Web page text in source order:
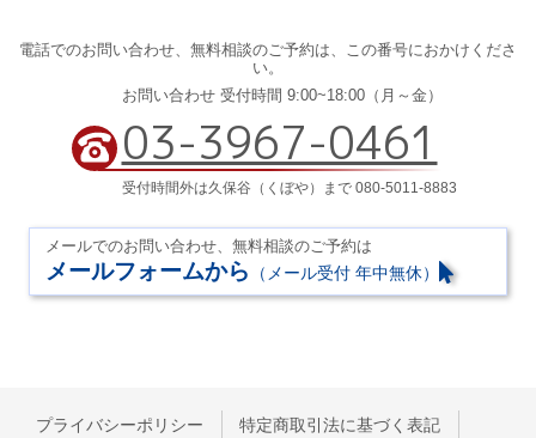
電話でのお問い合わせ、 無料相談のご予約は、
この番号におかけくださ
い。
お問い合わせ 受付時間 9:00~18:00（月～金）
03-3967-0461
受付時間外は久保谷（くぼや）まで 080-5011-8883
メールでのお問い合わせ、無料相談のご予約は
メールフォームから （メール受付 年中無休）
プライバシーポリシー
特定商取引法に基づく表記